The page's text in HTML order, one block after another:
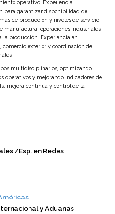
operativo. Experiencia
para garantizar disponibilidad de
de producción y niveles de servicio
manufactura, operaciones industriales
la producción. Experiencia en
comercio exterior y coordinación de
multidisciplinarios, optimizando
operativos y mejorando indicadores de
mejora continua y control de la
/Esp. en Redes
y Aduanas